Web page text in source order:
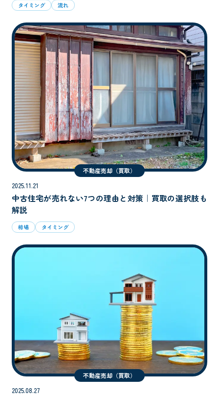
タイミング 流れ
不動産売却（買取）
2025.11.21
中古住宅が売れない7つの理由と対策｜買取の選択肢も
解説
相場 タイミング
不動産売却（買取）
2025.08.27